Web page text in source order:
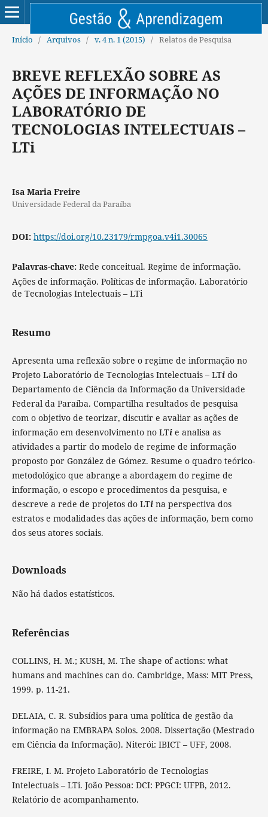
Início / Arquivos / v. 4 n. 1 (2015) / Relatos de Pesquisa
BREVE REFLEXÃO SOBRE AS
AÇÕES DE INFORMAÇÃO NO
LABORATÓRIO DE
TECNOLOGIAS INTELECTUAIS –
LTi
Isa Maria Freire
Universidade Federal da Paraíba
DOI: https://doi.org/10.23179/rmpgoa.v4i1.30065
Palavras-chave: Rede conceitual. Regime de informação.
Ações de informação. Políticas de informação. Laboratório
de Tecnologias Intelectuais – LTi
Resumo
Apresenta uma reflexão sobre o regime de informação no
Projeto Laboratório de Tecnologias Intelectuais – LTido
Departamento de Ciência da Informação da Universidade
Federal da Paraíba. Compartilha resultados de pesquisa
com o objetivo de teorizar, discutir e avaliar as ações de
informação em desenvolvimento no LTie analisa as
atividades a partir do modelo de regime de informação
proposto por González de Gómez. Resume o quadro teórico-
metodológico que abrange a abordagem do regime de
informação, o escopo e procedimentos da pesquisa, e
descreve a rede de projetos do LTina perspectiva dos
estratos e modalidades das ações de informação, bem como
dos seus atores sociais.
Downloads
Não há dados estatísticos.
Referências
COLLINS, H. M.; KUSH, M. The shape of actions: what
humans and machines can do. Cambridge, Mass: MIT Press,
1999. p. 11-21.
DELAIA, C. R. Subsídios para uma política de gestão da
informação na EMBRAPA Solos. 2008. Dissertação (Mestrado
em Ciência da Informação). Niterói: IBICT – UFF, 2008.
FREIRE, I. M. Projeto Laboratório de Tecnologias
Intelectuais – LTi. João Pessoa: DCI: PPGCI: UFPB, 2012.
Relatório de acompanhamento.